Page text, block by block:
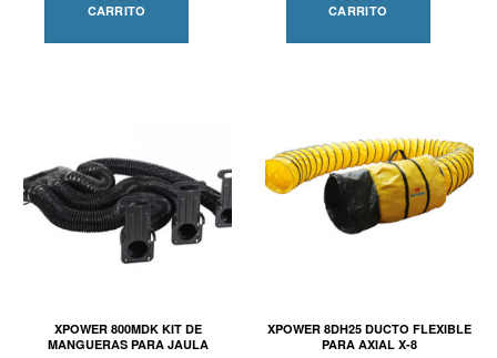
CARRITO
CARRITO
XPOWER 800MDK KIT DE
MANGUERAS PARA JAULA
XPOWER 8DH25 DUCTO FLEXIBLE
PARA AXIAL X-8